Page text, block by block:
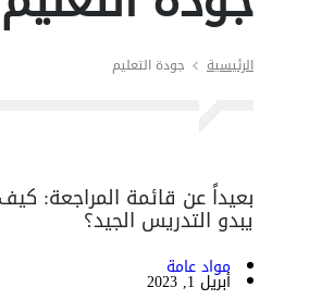
الرئيسية جودة التعليم
بعيداً عن قائمة المراجعة: كيف
يبدو التدريس الجيد؟
مواد عامة
أبريل 1, 2023